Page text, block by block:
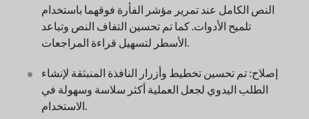
النص الكامل عند تمرير مؤشر الفأرة فوقهما باستخدام
تلميح الأدوات. كما تم تحسين التفاف النص وتباعد
إصلاح: تم تحسين تخطيط وأزرار النافذة المنبثقة لإنشاء
الطلب اليدوي لجعل العملية أكثر سلاسة وسهولة في